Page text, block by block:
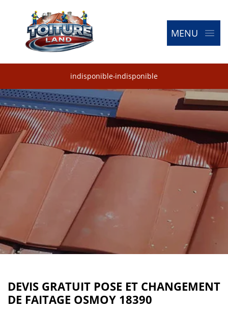
MENU
indisponible-indisponible
DEVIS GRATUIT POSE ET CHANGEMENT
DE FAITAGE OSMOY 18390